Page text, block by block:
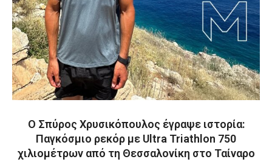
Ο Σπύρος Χρυσικόπουλος έγραψε ιστορία:
Παγκόσμιο ρεκόρ με Ultra Triathlon 750
χιλιομέτρων από τη Θεσσαλονίκη στο Ταίναρο